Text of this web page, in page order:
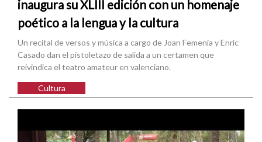
inaugura su XLIII edición con un homenaje
poético a la lengua y la cultura
Un recital de versos y música a cargo de Joan Femenia y Enric
Casado dan el pistoletazo de salida a un certamen que
reivindica el teatro amateur en valenciano.
Cultura